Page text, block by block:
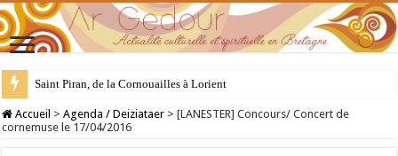
Saint Piran, de la Cornouailles à Lorient
28 juillet : Saint Samson de Dol, père de la Bretagne chrétienne
Accueil > Agenda / Deiziataer > [LANESTER] Concours/ Concert de
cornemuse le 17/04/2016